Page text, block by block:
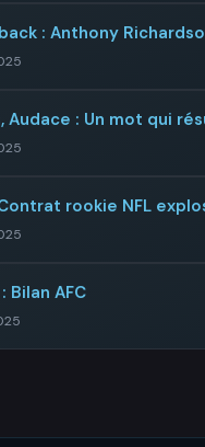
: Anthony
Audace : Un mot qui
rookie NFL
Bilan AFC